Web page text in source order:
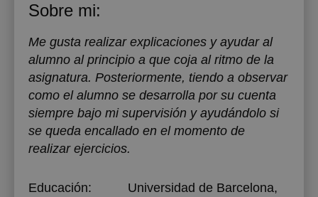
Sobre mi:
Me gusta realizar explicaciones y ayudar al
alumno al principio a que coja al ritmo de la
asignatura. Posteriormente, tiendo a observar
como el alumno se desarrolla por su cuenta
siempre bajo mi supervisión y ayudándolo si
se queda encallado en el momento de
realizar ejercicios.
Educación: Universidad de Barcelona,